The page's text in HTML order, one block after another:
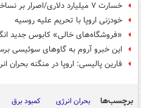
خسارت ۷ میلیارد دلاری/اصرار بر نساختن نیروگاه!
خودزنی اروپا با تحریم علیه روسیه
«فروشگاه‌های خالی» کابوس جدید
این خبرو آروم به گاوهای سوئیسی
فارین پالیسی: اروپا در منگنه بحران
برچسب‌ها بحران انرژی کمبود برق